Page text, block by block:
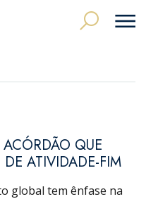
QUE
ATIVIDADE-FIM
global tem ênfase na